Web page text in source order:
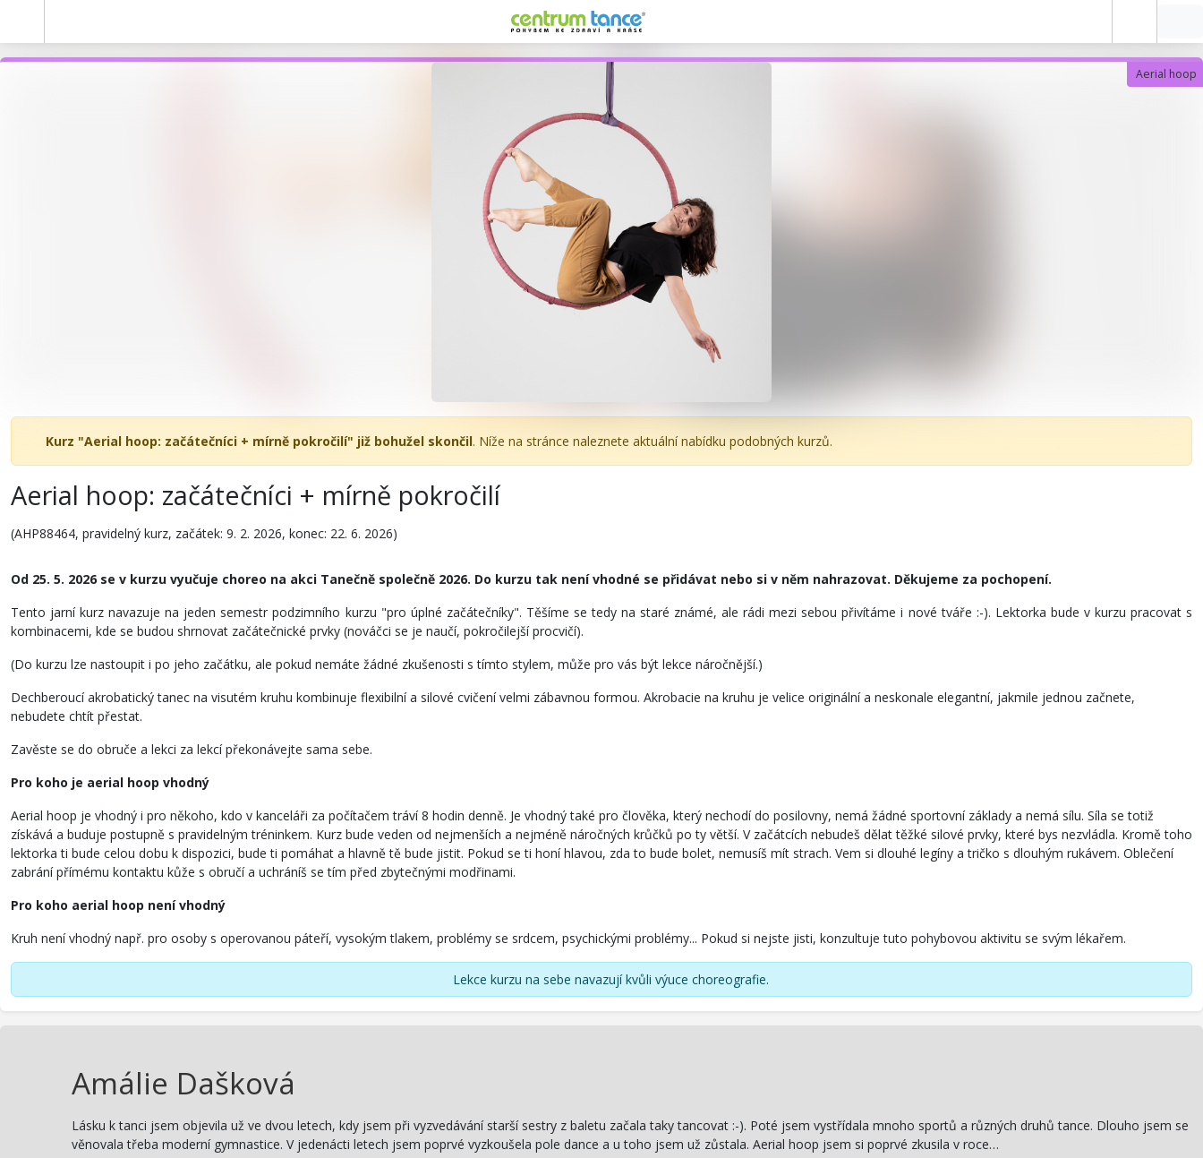
Aerial hoop
Kurz "Aerial hoop: začátečníci + mírně pokročilí" již bohužel skončil. Níže na stránce naleznete aktuální nabídku podobných kurzů.
Aerial hoop: začátečníci + mírně pokročilí
(AHP88464, pravidelný kurz, začátek: 9. 2. 2026, konec: 22. 6. 2026)
Od 25. 5. 2026 se v kurzu vyučuje choreo na akci Tanečně společně 2026. Do kurzu tak není vhodné se přidávat nebo si v něm nahrazovat. Děkujeme za pochopení.
Tento jarní kurz navazuje na jeden semestr podzimního kurzu "pro úplné začátečníky". Těšíme se tedy na staré známé, ale rádi mezi sebou přivítáme i nové tváře :-). Lektorka bude v kurzu pracovat s
kombinacemi, kde se budou shrnovat začátečnické prvky (nováčci se je naučí, pokročilejší procvičí).
(Do kurzu lze nastoupit i po jeho začátku, ale pokud nemáte žádné zkušenosti s tímto stylem, může pro vás být lekce náročnější.)
Dechberoucí akrobatický tanec na visutém kruhu kombinuje flexibilní a silové cvičení velmi zábavnou formou. Akrobacie na kruhu je velice originální a neskonale elegantní, jakmile jednou začnete,
nebudete chtít přestat.
Zavěste se do obruče a lekci za lekcí překonávejte sama sebe.
Pro koho je aerial hoop vhodný
Aerial hoop je vhodný i pro někoho, kdo v kanceláři za počítačem tráví 8 hodin denně. Je vhodný také pro člověka, který nechodí do posilovny, nemá žádné sportovní základy a nemá sílu. Síla se totiž
získává a buduje postupně s pravidelným tréninkem. Kurz bude veden od nejmenších a nejméně náročných krůčků po ty větší. V začátcích nebudeš dělat těžké silové prvky, které bys nezvládla. Kromě toho
lektorka ti bude celou dobu k dispozici, bude ti pomáhat a hlavně tě bude jistit. Pokud se ti honí hlavou, zda to bude bolet, nemusíš mít strach. Vem si dlouhé legíny a tričko s dlouhým rukávem. Oblečení
zabrání přímému kontaktu kůže s obručí a uchráníš se tím před zbytečnými modřinami.
Pro koho aerial hoop není vhodný
Kruh není vhodný např. pro osoby s operovanou páteří, vysokým tlakem, problémy se srdcem, psychickými problémy... Pokud si nejste jisti, konzultuje tuto pohybovou aktivitu se svým lékařem.
Lekce kurzu na sebe navazují kvůli výuce choreografie.
Amálie Dašková
Lásku k tanci jsem objevila už ve dvou letech, kdy jsem při vyzvedávání starší sestry z baletu začala taky tancovat :-). Poté jsem vystřídala mnoho sportů a různých druhů tance. Dlouho jsem se
věnovala třeba moderní gymnastice. V jedenácti letech jsem poprvé vyzkoušela pole dance a u toho jsem už zůstala. Aerial hoop jsem si poprvé zkusila v roce…